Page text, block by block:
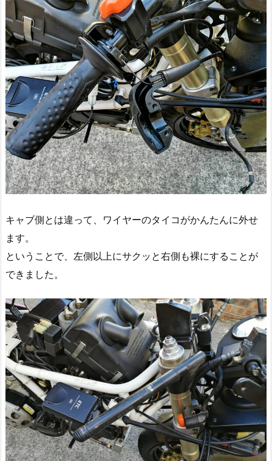
キャブ側とは違って、ワイヤーのタイコがかんたんに外せ
ます。
ということで、左側以上にサクッと右側も裸にすることが
できました。